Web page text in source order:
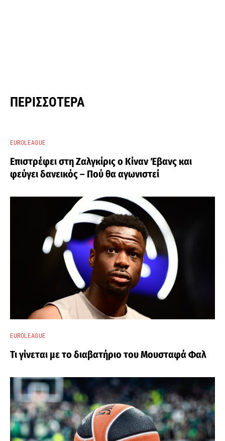
ΠΕΡΙΣΣΌΤΕΡΑ
EUROLEAGUE
Επιστρέφει στη Ζαλγκίρις ο Κίναν Έβανς και
φεύγει δανεικός – Πού θα αγωνιστεί
EUROLEAGUE
Τι γίνεται με το διαβατήριο του Μουσταφά Φαλ